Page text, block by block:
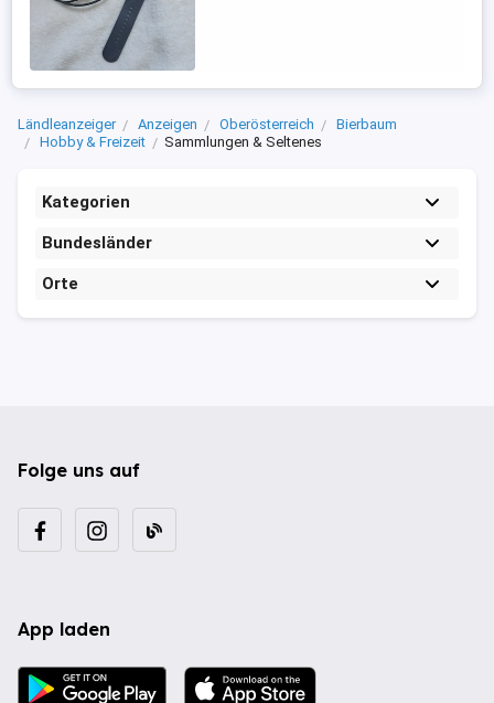
Ländleanzeiger Anzeigen Oberösterreich
Bierbaum
Hobby & Freizeit
Sammlungen & Seltenes
Kategorien
Bundesländer
Orte
Folge uns auf
App laden